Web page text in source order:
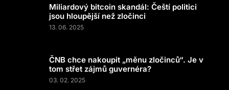
Miliardový bitcoin skandál: Čeští politici
jsou hloupější než zločinci
13. 06. 2025
ČNB chce nakoupit „měnu zločinců“. Je v
tom střet zájmů guvernéra?
03. 02. 2025